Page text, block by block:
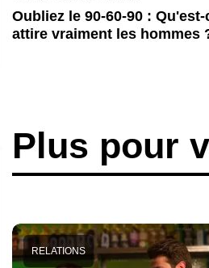
Oubliez le 90-60-90 :
attire vraiment les hommes
Plus pour
RELATIONS